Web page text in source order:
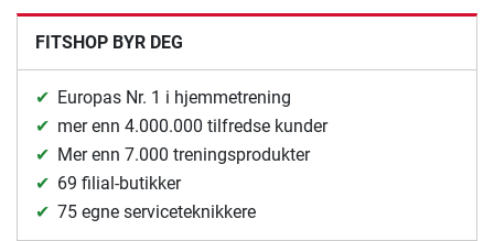
FITSHOP BYR DEG
Europas Nr. 1 i hjemmetrening
mer enn 4.000.000 tilfredse kunder
Mer enn 7.000 treningsprodukter
69 filial-butikker
75 egne serviceteknikkere